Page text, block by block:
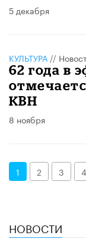
5 декабря
КУЛЬТУРА //
62 года в
КВН
8 ноября
1 2 3 4
НОВОСТИ